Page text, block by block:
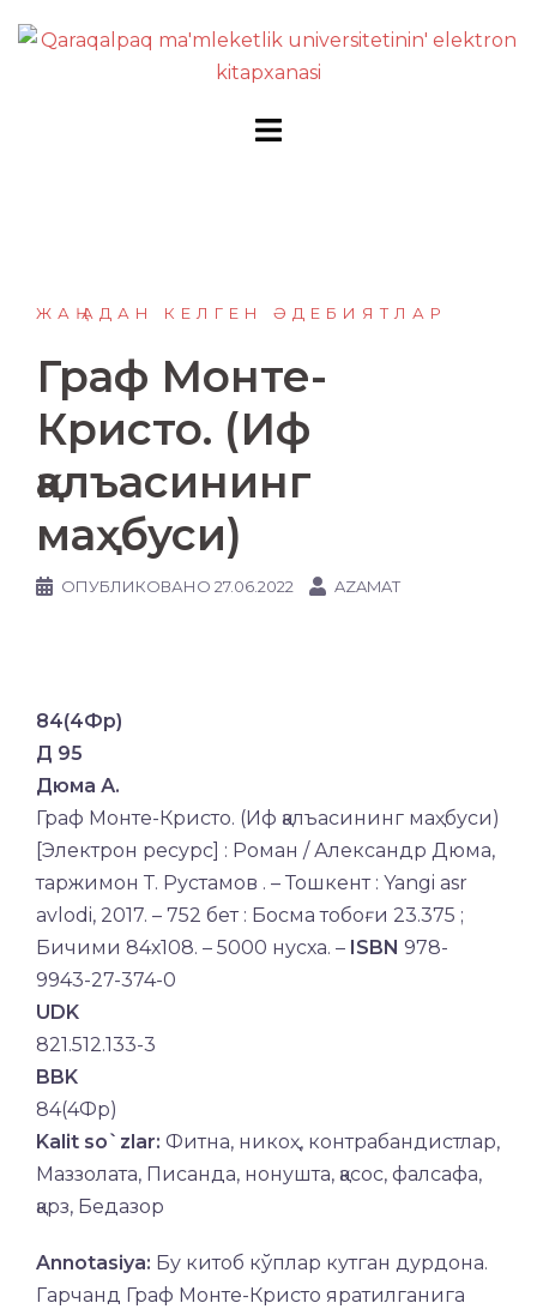
ЖАҢАДАН КЕЛГЕН ӘДЕБИЯТЛАР
Граф Монте-
Кристо. (Иф
қалъасининг
маҳбуси)
ОПУБЛИКОВАНО 27.06.2022 AZAMAT
84(4Фр)
Д 95
Дюма А.
Граф Монте-Кристо. (Иф қалъасининг маҳбуси)
[Электрон ресурс] : Роман / Александр Дюма,
таржимон Т. Рустамов . – Тошкент : Yangi asr
avlodi, 2017. – 752 бет : Босма тобоғи 23.375 ;
Бичими 84х108. – 5000 нусха. – ISBN 978-
9943-27-374-0
UDK
821.512.133-3
BBK
84(4Фр)
Kalit so`zlar: Фитна, никоҳ, контрабандистлар,
Маззолата, Писанда, нонушта, қасос, фалсафа,
қарз, Бедазор
Annotasiya: Бу китоб кўплар кутган дурдона.
Гарчанд Граф Монте-Кристо яратилганига